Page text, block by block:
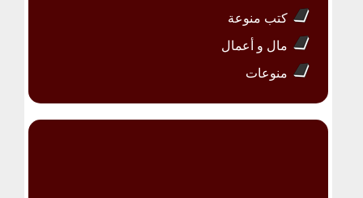
كتب منوعة
مال و أعمال
منوعات